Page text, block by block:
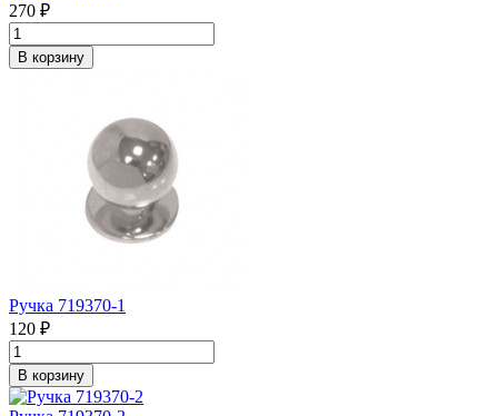
270 ₽
В корзину
Ручка 719370-1
120 ₽
В корзину